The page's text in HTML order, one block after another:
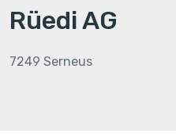
Rüedi AG
7249 Serneus